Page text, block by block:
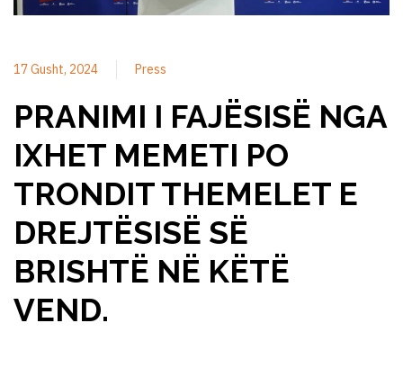
17 Gusht, 2024 Press
PRANIMI I FAJËSISË NGA
IXHET MEMETI PO
TRONDIT THEMELET E
DREJTËSISË SË
BRISHTË NË KËTË
VEND.